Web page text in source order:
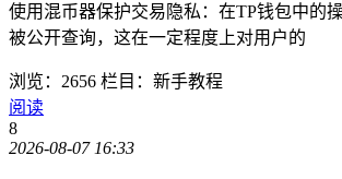
使用混币器保护交易隐私：在TP钱包中的
被公开查询，这在一定程度上对用户的
浏览：2656 栏目：新手教程
阅读
8
2026-08-07 16:33